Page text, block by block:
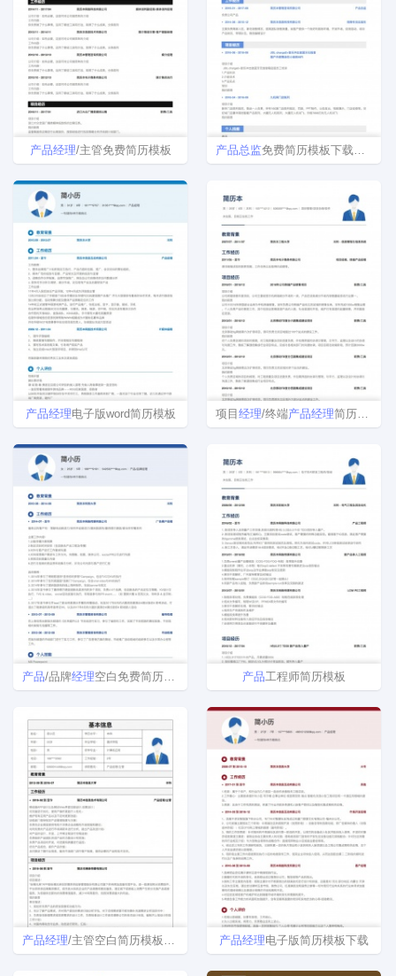
产品经理/主管免费简历模板 产品总监免费简历模板下载word格式
产品经理电子版word简历模板 项目经理/终端产品经理简历模板
产品/品牌经理空白免费简历模板 产品工程师简历模板
产品经理/主管空白简历模板下载 产品经理电子版简历模板下载